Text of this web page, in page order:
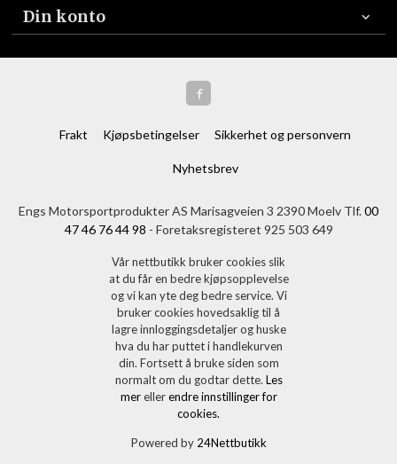
Din konto
Frakt Kjøpsbetingelser Sikkerhet og personvern
Nyhetsbrev
Engs Motorsportprodukter AS Marisagveien 3 2390 Moelv Tlf.00
47 46 76 44 98 - Foretaksregisteret 925 503 649
Vår nettbutikk bruker cookies slik
at du får en bedre kjøpsopplevelse
og vi kan yte deg bedre service. Vi
bruker cookies hovedsaklig til å
lagre innloggingsdetaljer og huske
hva du har puttet i handlekurven
din. Fortsett å bruke siden som
normalt om du godtar dette. Les
merellerendre innstillinger for
cookies.
Powered by 24Nettbutikk